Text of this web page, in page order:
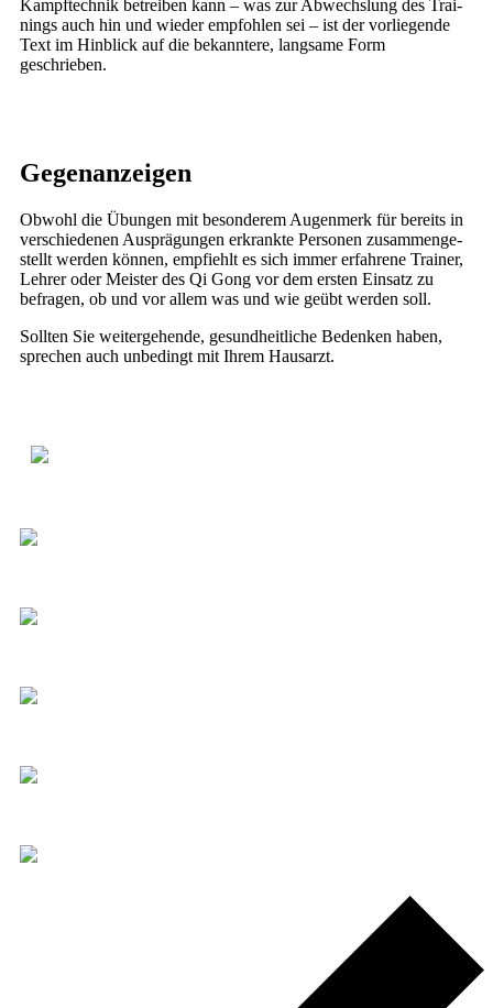
Kampf­tech­nik betrei­ben kann – was zur Abwechs­lung des Trai­
nings auch hin und wie­der emp­foh­len sei – ist der vor­lie­gen­de
Text im Hin­blick auf die bekann­te­re, lang­sa­me Form
geschrieben.
Gegenanzeigen
Obwohl die Übun­gen mit beson­de­rem Augen­merk für bereits in
ver­schie­de­nen Aus­prä­gun­gen erkrank­te Per­so­nen zusam­men­ge­
stellt wer­den kön­nen, emp­fiehlt es sich immer erfah­re­ne Trai­ner,
Leh­rer oder Meis­ter des Qi Gong vor dem ers­ten Ein­satz zu
befra­gen, ob und vor allem was und wie geübt wer­den soll.
Soll­ten Sie wei­ter­ge­hen­de, gesund­heit­li­che Beden­ken haben,
spre­chen auch unbe­dingt mit Ihrem Hausarzt.